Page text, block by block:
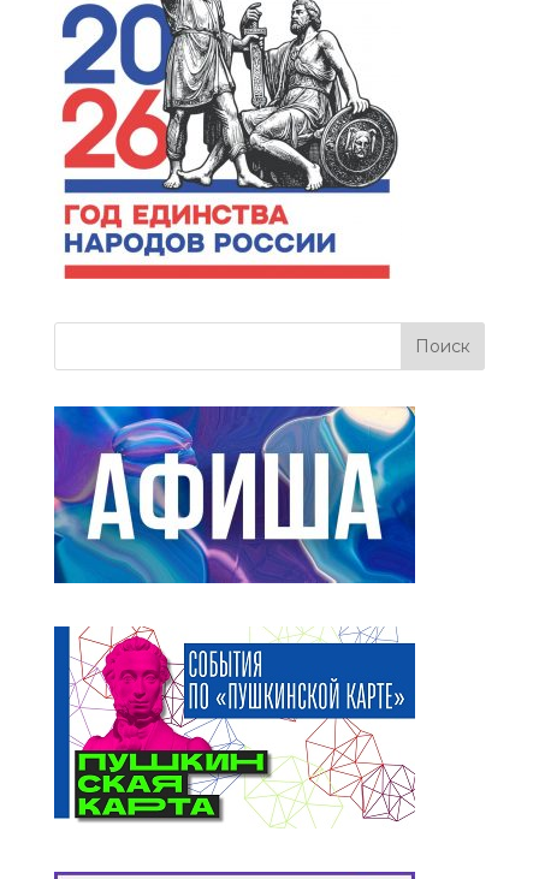
more related info,
FAQs and issues
please refer todFlip
3D Flipbook Wordpress
Helpdocumentation.